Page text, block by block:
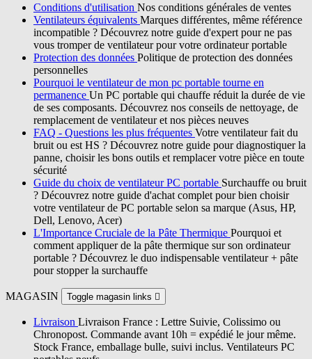
Conditions d'utilisation Nos conditions générales de ventes
Ventilateurs équivalents Marques différentes, même référence
incompatible ? Découvrez notre guide d'expert pour ne pas
vous tromper de ventilateur pour votre ordinateur portable
Protection des données Politique de protection des données
personnelles
Pourquoi le ventilateur de mon pc portable tourne en
permanence Un PC portable qui chauffe réduit la durée de vie
de ses composants. Découvrez nos conseils de nettoyage, de
remplacement de ventilateur et nos pièces neuves
FAQ - Questions les plus fréquentes Votre ventilateur fait du
bruit ou est HS ? Découvrez notre guide pour diagnostiquer la
panne, choisir les bons outils et remplacer votre pièce en toute
sécurité
Guide du choix de ventilateur PC portable Surchauffe ou bruit
? Découvrez notre guide d'achat complet pour bien choisir
votre ventilateur de PC portable selon sa marque (Asus, HP,
Dell, Lenovo, Acer)
L'Importance Cruciale de la Pâte Thermique Pourquoi et
comment appliquer de la pâte thermique sur son ordinateur
portable ? Découvrez le duo indispensable ventilateur + pâte
pour stopper la surchauffe
MAGASIN Toggle magasin links 
Livraison Livraison France : Lettre Suivie, Colissimo ou
Chronopost. Commande avant 10h = expédié le jour même.
Stock France, emballage bulle, suivi inclus. Ventilateurs PC